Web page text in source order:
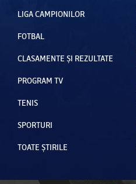
LIGA CAMPIONILOR
FOTBAL
CLASAMENTE ȘI REZULTATE
PROGRAM TV
TENIS
SPORTURI
TOATE ȘTIRILE